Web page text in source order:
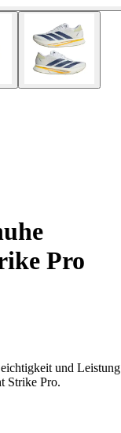
Pro
und Leistung
Strike Pro.